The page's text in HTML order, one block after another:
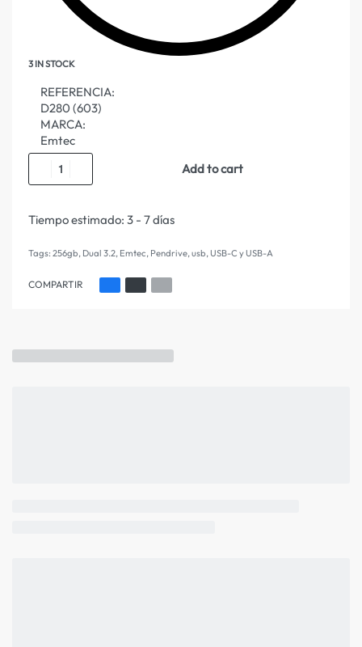
3 IN STOCK
REFERENCIA:
D280 (603)
MARCA:
Emtec
Add to cart
Tiempo estimado: 3 - 7 días
Tags: 256gb, Dual 3.2, Emtec, Pendrive,usb,USB-C y USB-A
COMPARTIR